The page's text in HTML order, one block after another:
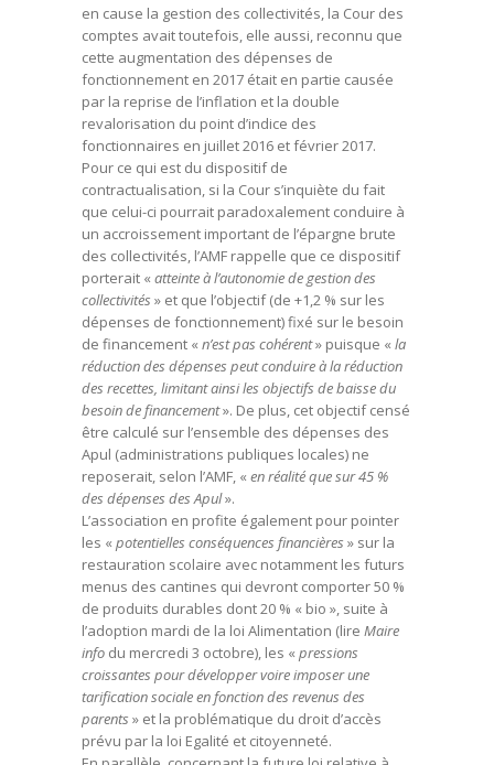
en cause la gestion des collectivités, la Cour des
comptes avait toutefois, elle aussi, reconnu que
cette augmentation des dépenses de
fonctionnement en 2017 était en partie causée
par la reprise de l’inflation et la double
revalorisation du point d’indice des
fonctionnaires en juillet 2016 et février 2017.
Pour ce qui est du dispositif de
contractualisation, si la Cour s’inquiète du fait
que celui-ci pourrait paradoxalement conduire à
un accroissement important de l’épargne brute
des collectivités, l’AMF rappelle que ce dispositif
porterait « atteinte à l’autonomie de gestion des
collectivités » et que l’objectif (de +1,2 % sur les
dépenses de fonctionnement) fixé sur le besoin
de financement « n’est pas cohérent» puisque « la
réduction des dépenses peut conduire à la réduction
des recettes, limitant ainsi les objectifs de baisse du
besoin de financement». De plus, cet objectif censé
être calculé sur l’ensemble des dépenses des
Apul (administrations publiques locales) ne
reposerait, selon l’AMF, « en réalité que sur 45 %
des dépenses des Apul».
L’association en profite également pour pointer
les « potentielles conséquences financières » sur la
restauration scolaire avec notamment les futurs
menus des cantines qui devront comporter 50 %
de produits durables dont 20 % « bio », suite à
l’adoption mardi de la loi Alimentation (lire Maire
info du mercredi 3 octobre), les « pressions
croissantes pour développer voire imposer une
tarification sociale en fonction des revenus des
parents » et la problématique du droit d’accès
prévu par la loi Egalité et citoyenneté.